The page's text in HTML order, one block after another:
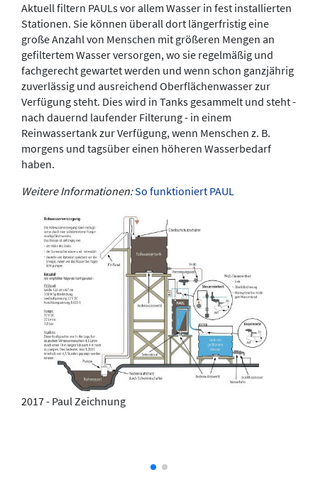
Aktuell filtern PAULs vor allem Wasser in fest installierten
Stationen. Sie können überall dort längerfristig eine
große Anzahl von Menschen mit größeren Mengen an
gefiltertem Wasser versorgen, wo sie regelmäßig und
fachgerecht gewartet werden und wenn schon ganzjährig
zuverlässig und ausreichend Oberflächenwasser zur
Verfügung steht. Dies wird in Tanks gesammelt und steht -
nach dauernd laufender Filterung - in einem
Reinwassertank zur Verfügung, wenn Menschen z. B.
morgens und tagsüber einen höheren Wasserbedarf
haben.
Weitere Informationen:So funktioniert PAUL
2017 - Paul Zeichnung